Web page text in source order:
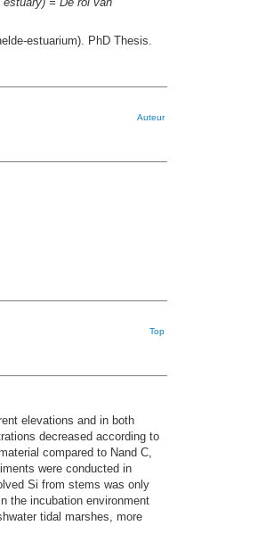
estuarium). PhD Thesis.
Auteur
Top
elevations and in both
decreased according to
compared to Nand C,
were conducted in
Si from stems was only
the incubation environment
tidal marshes, more